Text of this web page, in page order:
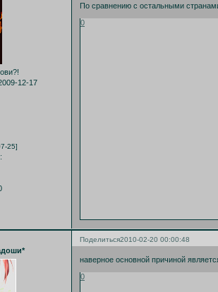
12-17
25]
По сравнению с остальными
0
Поделиться2010-02-20 00:00:48
наверное основной причиной
0